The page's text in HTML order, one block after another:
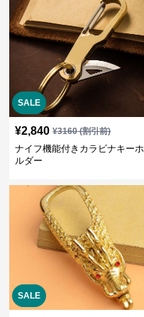
SALE
¥2,840 ¥3160(割引前)
ナイフ機能付きカラビナキーホ
ルダー
SALE